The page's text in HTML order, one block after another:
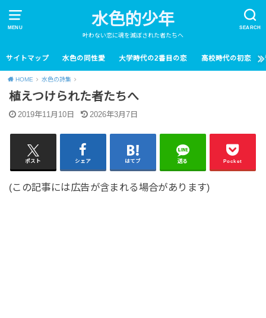
MENU SEARCH
水色的少年
叶わない恋に魂を滅ぼされた者たちへ
サイトマップ 水色の同性愛 大学時代の2番目の恋 高校時代の初恋
HOME 水色の詩集
植えつけられた者たちへ
2019年11月10日 2026年3月7日
ポスト シェア はてブ 送る Pocket
(この記事には広告が含まれる場合があります)